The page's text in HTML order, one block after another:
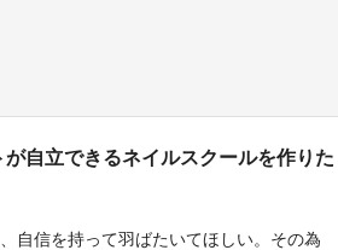
自立できるネイルスクールを作りた
自信を持って羽ばたいてほしい。その為